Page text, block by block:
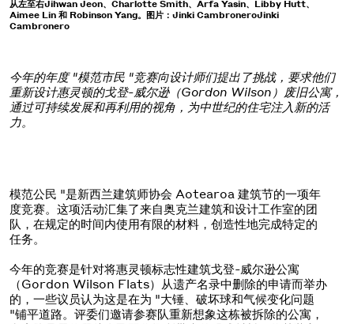
从左至右Jihwan Jeon、Charlotte Smith、Arfa Yasin、Libby Hutt、
Aimee Lin 和 Robinson Yang。图片：Jinki CambroneroJinki
Cambronero
今年的年度 "模范市民 "竞赛向设计师们提出了挑战，要求他们
重新设计惠灵顿的戈登-威尔逊（Gordon Wilson）废旧公寓，
通过可持续发展和再利用的视角，为中世纪的住宅注入新的活
力。
模范公民 "是新西兰建筑师协会 Aotearoa 建筑节的一项年
度竞赛。这项活动汇集了来自奥克兰建筑和设计工作室的团
队，在规定的时间内使用有限的材料，创造性地完成特定的
任务。
今年的竞赛是针对将惠灵顿标志性建筑戈登-威尔逊公寓
（Gordon Wilson Flats）从遗产名录中删除的申请而举办
的，一些议员认为这是在为 "大锤、破坏球和气候变化问题
"铺平道路。评委们邀请参赛队重新想象这栋被拆除的公寓，